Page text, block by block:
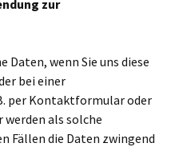
zur
Daten, wenn Sie uns diese
bei einer
per Kontaktformular oder
als solche
Fällen die Daten zwingend